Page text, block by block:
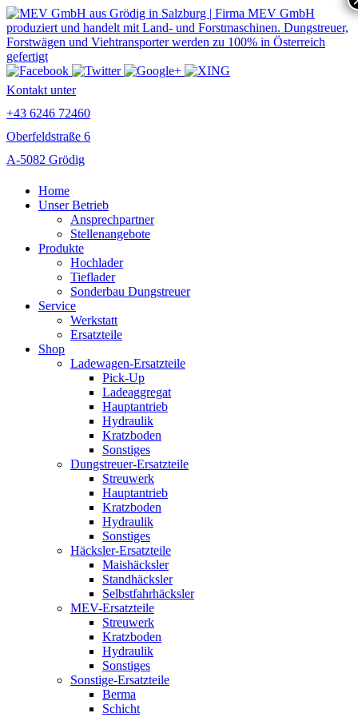
Kontakt unter
+43 6246 72460
Oberfeldstraße 6
A-5082 Grödig
Home
Unser Betrieb
Ansprechpartner
Stellenangebote
Produkte
Hochlader
Tieflader
Sonderbau Dungstreuer
Service
Werkstatt
Ersatzteile
Shop
Ladewagen-Ersatzteile
Pick-Up
Ladeaggregat
Hauptantrieb
Hydraulik
Kratzboden
Sonstiges
Dungstreuer-Ersatzteile
Streuwerk
Hauptantrieb
Kratzboden
Hydraulik
Sonstiges
Häcksler-Ersatzteile
Maishäcksler
Standhäcksler
Selbstfahrhäcksler
MEV-Ersatzteile
Streuwerk
Kratzboden
Hydraulik
Sonstiges
Sonstige-Ersatzteile
Berma
Schicht